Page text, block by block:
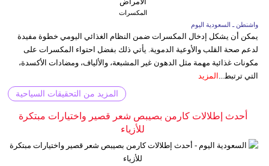
المكسرات
واشنطن ـ السعودية اليوم
يمكن أن يشكل إدخال المكسرات ضمن النظام الغذائي اليومي خطوة مفيدة
لدعم صحة القلب والأوعية الدموية. يأتي ذلك بفضل احتواء المكسرات على
مكونات غذائية مهمة مثل الدهون غير المشبعة، والألياف، ومضادات الأكسدة،
التي ترتبط... المزيد
المزيد من التحقيقات السياحية
أحدث إطلالات كارمن بصيبص شعر قصير واختيارات مبتكرة
للأزياء